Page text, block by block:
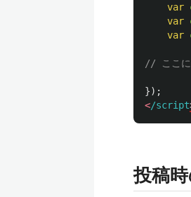
var
var
var
// ここに
});
</script
投稿